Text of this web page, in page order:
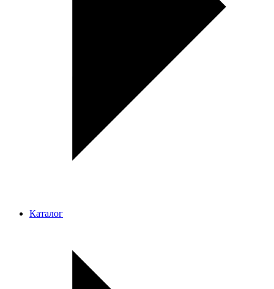
Каталог